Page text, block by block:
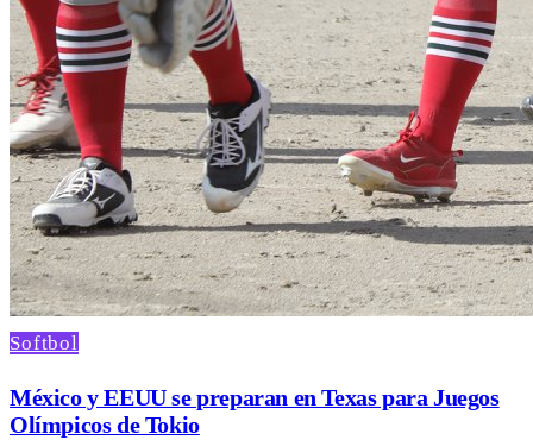
Softbol
México y EEUU se preparan en Texas para Juegos
Olímpicos de Tokio